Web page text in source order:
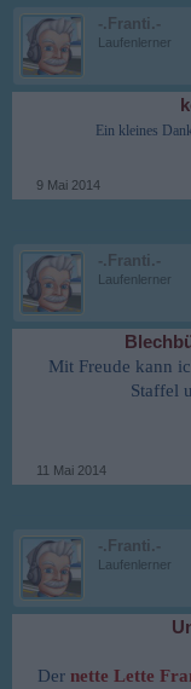
-.Franti.-
Laufenlerner
Ein kleines
9 Mai 2014
-.Franti.-
Laufenlerner
Mit Freude kann
Staffel
11 Mai 2014
-.Franti.-
Laufenlerner
Der nette Lette